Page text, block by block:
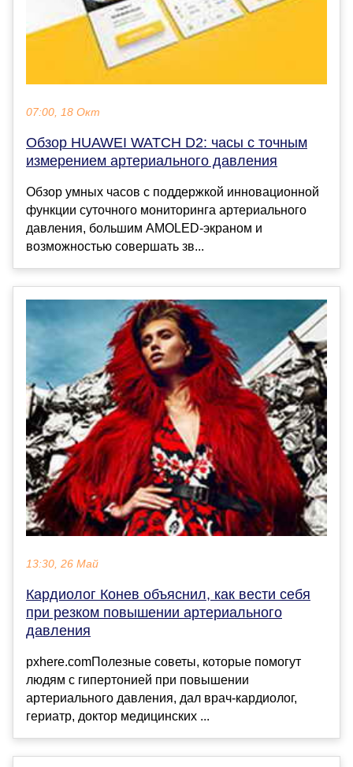
07:00, 18 Окт
Обзор HUAWEI WATCH D2: часы с точным
измерением артериального давления
Обзор умных часов с поддержкой инновационной
функции суточного мониторинга артериального
давления, большим AMOLED-экраном и
возможностью совершать зв...
13:30, 26 Май
Кардиолог Конев объяснил, как вести себя
при резком повышении артериального
давления
pxhere.comПолезные советы, которые помогут
людям с гипертонией при повышении
артериального давления, дал врач-кардиолог,
гериатр, доктор медицинских ...